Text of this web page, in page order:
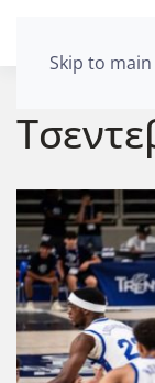
Skip to